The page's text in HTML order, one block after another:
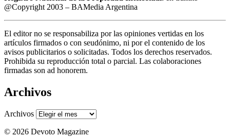
@Copyright 2003 – BAMedia Argentina
El editor no se responsabiliza por las opiniones vertidas en los
artículos firmados o con seudónimo, ni por el contenido de los
avisos publicitarios o solicitadas. Todos los derechos reservados.
Prohibida su reproducción total o parcial. Las colaboraciones
firmadas son ad honorem.
Archivos
Archivos
© 2026 Devoto Magazine